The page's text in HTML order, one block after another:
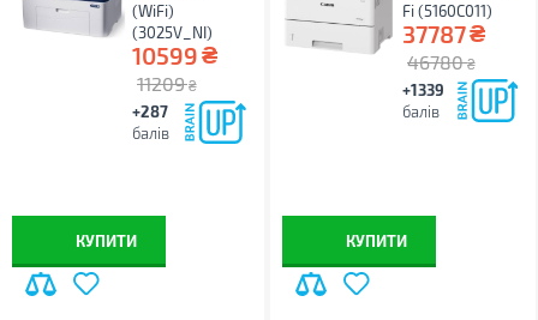
(WiFi)
(3025V_NI)
10599₴
11209 ₴
+287
балів
КУПИТИ
Fi (5160C011)
37787₴
46780 ₴
+1339
балів
КУПИТИ